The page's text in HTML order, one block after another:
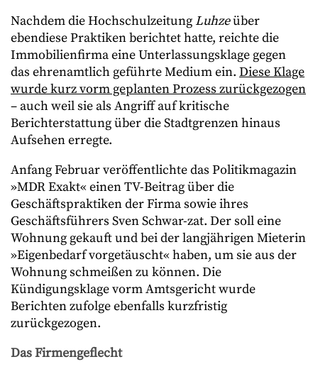
Nachdem die Hochschulzeitung Luhzeüber
ebendiese Praktiken berichtet hatte, reichte die
Immobilienfirma eine Unterlassungsklage gegen
das ehrenamtlich geführte Medium ein. Diese Klage
wurde kurz vorm geplanten Prozess zurückgezogen
– auch weil sie als Angriff auf kritische
Berichterstattung über die Stadtgrenzen hinaus
Aufsehen erregte.
Anfang Februar veröffentlichte das Politikmagazin
»MDR Exakt« einen TV-Beitrag über die
Geschäftspraktiken der Firma sowie ihres
Geschäftsführers Sven Schwar-zat. Der soll eine
Wohnung gekauft und bei der langjährigen Mieterin
»Eigenbedarf vorgetäuscht« haben, um sie aus der
Wohnung schmeißen zu können. Die
Kündigungsklage vorm Amtsgericht wurde
Berichten zufolge ebenfalls kurzfristig
zurückgezogen.
Das Firmengeflecht